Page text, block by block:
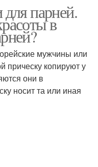
Корейские стрижки
Прически в южной
корее
парней.
в
мужчины или
прическу копируют у
они в
носит та или иная